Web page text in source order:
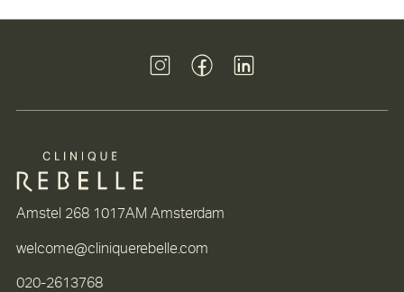
Amstel 268 1017AM Amsterdam
welcome@cliniquerebelle.com
020-2613768